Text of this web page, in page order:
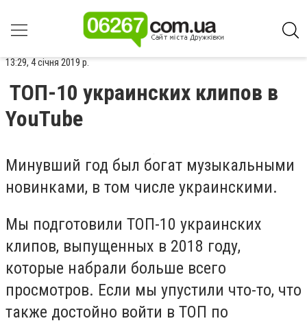
13:29, 4 січня 2019 р.
ТОП-10 украинских клипов в
YouTube
Минувший год был богат музыкальными
новинками, в том числе украинскими.
Мы подготовили ТОП-10 украинских
клипов, выпущенных в 2018 году,
которые набрали больше всего
просмотров. Если мы упустили что-то, что
также достойно войти в ТОП по